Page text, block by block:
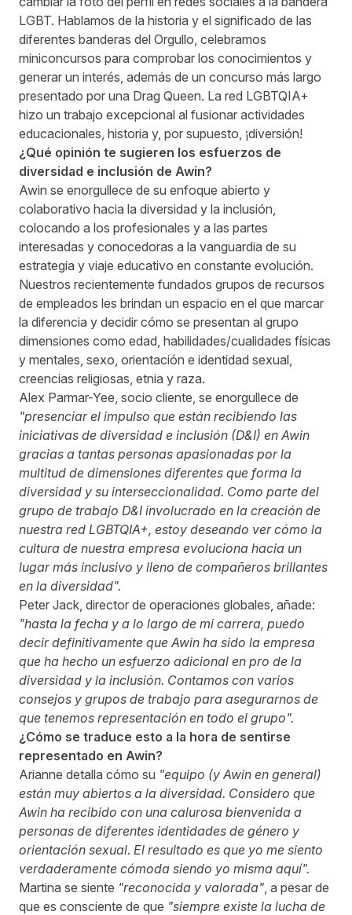
LGBT. Hablamos de la historia y el significado de las
diferentes banderas del Orgullo, celebramos
miniconcursos para comprobar los conocimientos y
generar un interés, además de un concurso más largo
presentado por una Drag Queen. La red LGBTQIA+
hizo un trabajo excepcional al fusionar actividades
educacionales, historia y, por supuesto, ¡diversión!
¿Qué opinión te sugieren los esfuerzos de
diversidad e inclusión de Awin?
Awin se enorgullece de su enfoque abierto y
colaborativo hacia la diversidad y la inclusión,
colocando a los profesionales y a las partes
interesadas y conocedoras a la vanguardia de su
estrategia y viaje educativo en constante evolución.
Nuestros recientemente fundados grupos de recursos
de empleados les brindan un espacio en el que marcar
la diferencia y decidir cómo se presentan al grupo
dimensiones como edad, habilidades/cualidades físicas
y mentales, sexo, orientación e identidad sexual,
creencias religiosas, etnia y raza.
Alex Parmar-Yee, socio cliente, se enorgullece de
"presenciar el impulso que están recibiendo las
iniciativas de diversidad e inclusión (D&I) en Awin
gracias a tantas personas apasionadas por la
multitud de dimensiones diferentes que forma la
diversidad y su interseccionalidad. Como parte del
grupo de trabajo D&I involucrado en la creación de
nuestra red LGBTQIA+, estoy deseando ver cómo la
cultura de nuestra empresa evoluciona hacia un
lugar más inclusivo y lleno de compañeros brillantes
en la diversidad".
Peter Jack, director de operaciones globales, añade:
"hasta la fecha y a lo largo de mi carrera, puedo
decir definitivamente que Awin ha sido la empresa
que ha hecho un esfuerzo adicional en pro de la
diversidad y la inclusión. Contamos con varios
consejos y grupos de trabajo para asegurarnos de
que tenemos representación en todo el grupo".
¿Cómo se traduce esto a la hora de sentirse
representado en Awin?
Arianne detalla cómo su "equipo (y Awin en general)
están muy abiertos a la diversidad. Considero que
Awin ha recibido con una calurosa bienvenida a
personas de diferentes identidades de género y
orientación sexual. El resultado es que yo me siento
verdaderamente cómoda siendo yo misma aquí".
Martina se siente "reconocida y valorada" , a pesar de
que es consciente de que "siempre existe la lucha de